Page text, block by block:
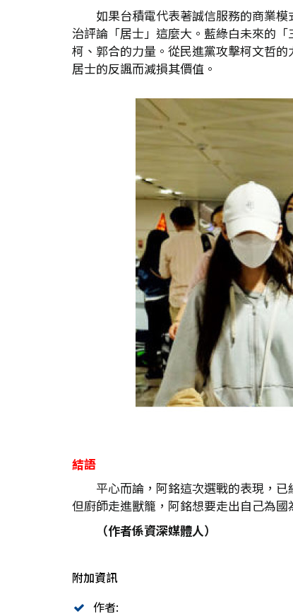
如果台積電代表著誠信服務的商業
治評論「居士」這麼大。藍綠白未來的
柯、郭合的力量。從民進黨攻擊柯文哲
居士的反諷而減損其價值。
結語
平心而論，阿銘這次選戰的表現，
但廚師走進獸籠，阿銘想要走出自己為
（作者係資深媒體人）
附加資訊
作者: